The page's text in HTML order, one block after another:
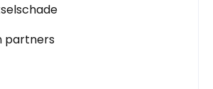
partners